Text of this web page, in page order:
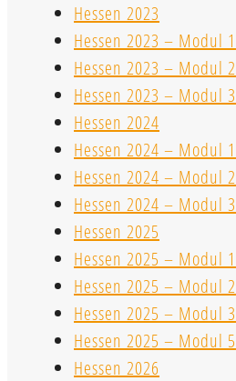
Hessen 2023
Hessen 2023 – Modul 1
Hessen 2023 – Modul 2
Hessen 2023 – Modul 3
Hessen 2024
Hessen 2024 – Modul 1
Hessen 2024 – Modul 2
Hessen 2024 – Modul 3
Hessen 2025
Hessen 2025 – Modul 1
Hessen 2025 – Modul 2
Hessen 2025 – Modul 3
Hessen 2025 – Modul 5
Hessen 2026